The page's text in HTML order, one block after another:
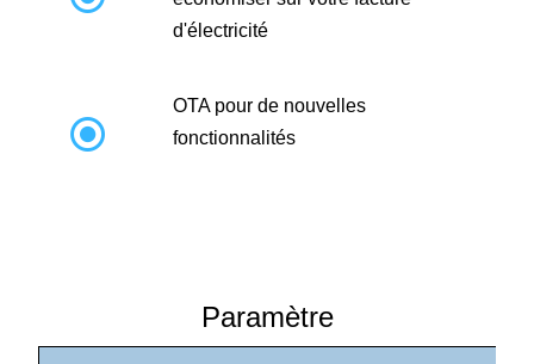
d'électricité

OTA pour de nouvelles
fonctionnalités
Paramètre